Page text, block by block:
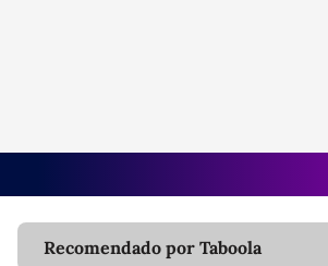
Recomendado por Taboola